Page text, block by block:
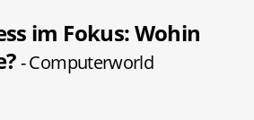
im Fokus: Wohin
- Computerworld